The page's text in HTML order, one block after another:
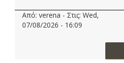
Από: verena - Στις: Wed,
07/08/2026 - 16:09